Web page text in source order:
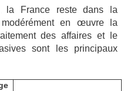
la France reste dans la
en œuvre la
des affaires et le
sont les principaux